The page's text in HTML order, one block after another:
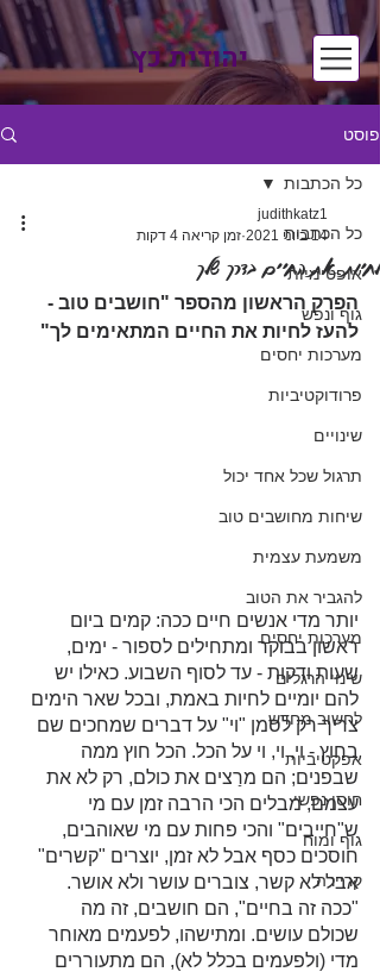
יהודית כץ
פוסט
כל הכתבות
אופטימיות
גוף ונפש
מערכות יחסים
פרודוקטיביות
שינויים
תרגול שכל אחד יכול
שיחות מחושבים טוב
משמעת עצמית
להגביר את הטוב
מערכות יחסים
שינוי הרגלים
לחשוב מחדש
אפקטיביות
חוסן נפשי
גוף ומוח
קריירה
כל הכתבות
לחיות את החיים בדרך שלך
judithkatz1
14 ביוני 2021
זמן קריאה 4 דקות
הפרק הראשון מהספר "חושבים טוב -
להעז לחיות את החיים המתאימים לך"
יותר מדי אנשים חיים ככה: קמים ביום
ראשון בבוקר ומתחילים לספור - ימים,
שעות ודקות - עד לסוף השבוע. כאילו יש
להם יומיים לחיות באמת, ובכל שאר הימים
צריך רק לסמן "וי" על דברים שמחכים שם
בחוץ - וי, וי, וי על הכל. הכל חוץ ממה
שבפנים; הם מרַצים את כולם, רק לא את
עצמם, מבלים הכי הרבה זמן עם מי
ש"חייבים" והכי פחות עם מי שאוהבים,
חוסכים כסף אבל לא זמן, יוצרים "קשרים"
אבל לא קשר, צוברים עושר ולא אושר.
"ככה זה בחיים", הם חושבים, זה מה
שכולם עושים. ומתישהו, לפעמים מאוחר
מדי (ולפעמים בכלל לא), הם מתעוררים